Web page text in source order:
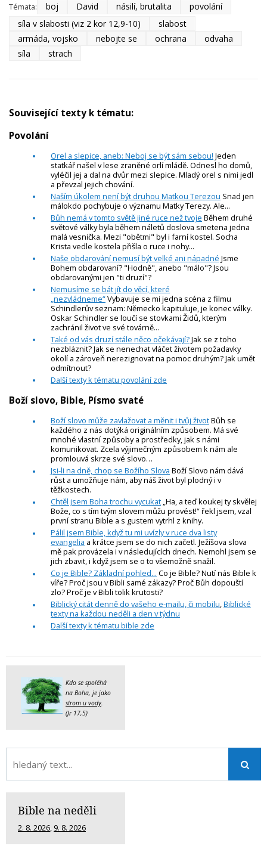
Témata:
boj David násilí, brutalita
povolání
síla v slabosti (viz 2 kor 12,9-10)
slabost
armáda, vojsko
nebojte se ochrana
odvaha
síla
strach
Související texty k tématu:
Povolání
Orel a slepice, aneb: Neboj se být sám sebou! Jeden
statkář našel v lese zraněné orlí mládě. Odnesl ho domů,
vyléčil jej a dal na dvůr mezi slepice. Mladý orel s nimi jedl
a převzal jejich chování.
Naším úkolem není být druhou Matkou Terezou Snad jen
málokdo pochybuje o významu Matky Terezy. Ale...
Bůh nemá v tomto světě jiné ruce než tvoje Během druhé
světové války byla během náletů doslova smetena jedna
malá vesnička. Mezi "obětmi" byl i farní kostel. Socha
Krista vedle kostela přišla o ruce i nohy...
Naše obdarování nemusí být velké ani nápadné Jsme
Bohem obdarovaní? "Hodně", anebo "málo"? Jsou
obdarovanými jen "ti druzí"?
Nemusíme se bát jít do věcí, které
„nezvládneme“Vybavuje se mi jedna scéna z filmu
Schindlerův seznam: Německo kapituluje, je konec války.
Oskar Schindler se loučí se stovkami Židů, kterým
zachránil život ve své továrně...
Také od vás druzí stále něco očekávají?Jak se z toho
nezbláznit? Jak se nenechat vláčet životem požadavky
okolí a zároveň nerezignovat na pomoc druhým? Jak umět
odmítnout?
Další texty k tématu povolání zde
Boží slovo, Bible, Písmo svaté
Boží slovo může zavlažovat a měnit i tvůj životBůh se
každého z nás dotýká originálním způsobem. Má své
mnohé vlastní způsoby a prostředky, jak s námi
komunikovat. Zcela výjimečným způsobem k nám ale
promlouvá skrze své slovo…
Jsi-li na dně, chop se Božího Slova Boží Slovo nám dává
růst a umožňuje nám, aby náš život byl plodný i v
těžkostech.
Chtěl jsem Boha trochu vycukat „Ha, a teď koukej ty skvělej
Bože, co s tím tvým slovem můžu provést!“ řekl jsem, vzal
první stranu Bible a s gustem vytrhl z knihy.
Pálil jsem Bible, když tu mi uvízly v ruce dva listy
evangelia a krátce jsem se do nich začetl. Ježíšova slova
mě pak provázela i v následujících dnech. Nemohl jsem se
jich zbavit, i když jsem se o to všemožně snažil.
Co je Bible? Základní pohled... Co je Bible? Nutí nás Bible k
víře? Proč jsou v Bibli samé zákazy? Proč Bůh dopouští
zlo? Proč je v Bibli tolik krutosti?
Biblický citát denně do vašeho e-mailu, či mobilu,Biblické
texty na každou neděli a den v týdnu
Další texty k tématu bible zde
Kdo se spoléhá
na Boha, je jako
strom u vody.
(Jr 17,5)
Bible na neděli
2. 8. 2026, 9. 8. 2026